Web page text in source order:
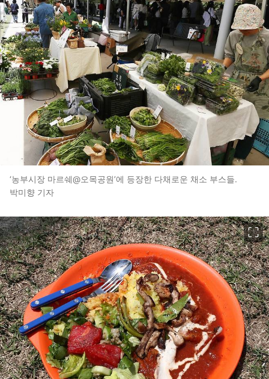
‘농부시장 마르쉐@오목공원’에 등장한 다채로운 채소 부스들.
박미향 기자